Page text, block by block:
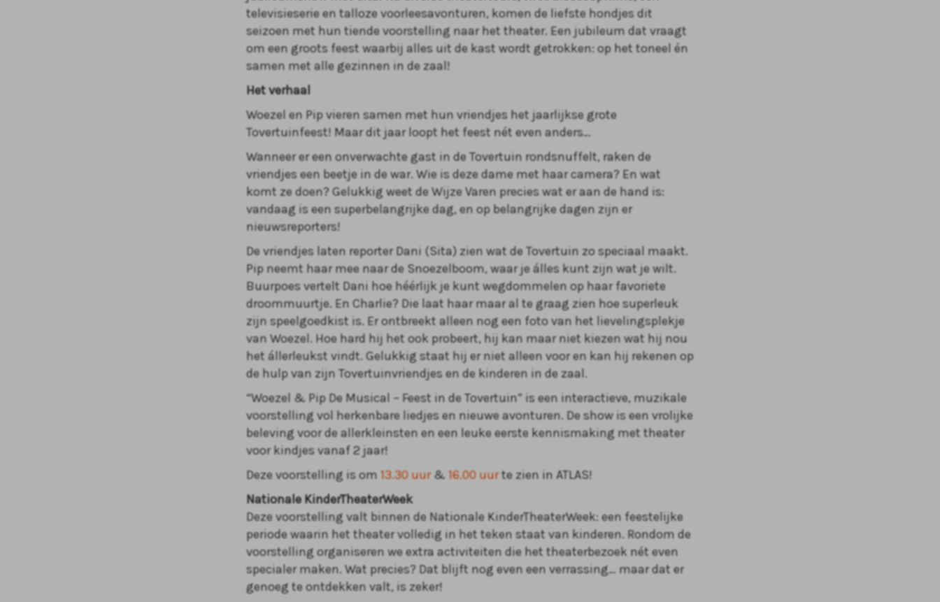
televisieserie en talloze voorleesavonturen, komen de liefste hondjes dit
seizoen met hun tiende voorstelling naar het theater. Een jubileum dat vraagt
om een groots feest waarbij alles uit de kast wordt getrokken: op het toneel én
samen met alle gezinnen in de zaal!
Het verhaal
Woezel en Pip vieren samen met hun vriendjes het jaarlijkse grote
Tovertuinfeest! Maar dit jaar loopt het feest nét even anders…
Wanneer er een onverwachte gast in de Tovertuin rondsnuffelt, raken de
vriendjes een beetje in de war. Wie is deze dame met haar camera? En wat
komt ze doen? Gelukkig weet de Wijze Varen precies wat er aan de hand is:
vandaag is een superbelangrijke dag, en op belangrijke dagen zijn er
nieuwsreporters!
De vriendjes laten reporter Dani (Sita) zien wat de Tovertuin zo speciaal maakt.
Pip neemt haar mee naar de Snoezelboom, waar je álles kunt zijn wat je wilt.
Buurpoes vertelt Dani hoe héérlijk je kunt wegdommelen op haar favoriete
droommuurtje. En Charlie? Die laat haar maar al te graag zien hoe superleuk
zijn speelgoedkist is. Er ontbreekt alleen nog een foto van het lievelingsplekje
van Woezel. Hoe hard hij het ook probeert, hij kan maar niet kiezen wat hij nou
het állerleukst vindt. Gelukkig staat hij er niet alleen voor en kan hij rekenen op
de hulp van zijn Tovertuinvriendjes en de kinderen in de zaal.
“Woezel & Pip De Musical – Feest in de Tovertuin” is een interactieve, muzikale
voorstelling vol herkenbare liedjes en nieuwe avonturen. De show is een vrolijke
beleving voor de allerkleinsten en een leuke eerste kennismaking met theater
voor kindjes vanaf 2 jaar!
Deze voorstelling is om 13.30 uur&16.00 uurte zien in ATLAS!
Nationale KinderTheaterWeek
Deze voorstelling valt binnen de Nationale KinderTheaterWeek: een feestelijke
periode waarin het theater volledig in het teken staat van kinderen. Rondom de
voorstelling organiseren we extra activiteiten die het theaterbezoek nét even
specialer maken. Wat precies? Dat blijft nog even een verrassing… maar dat er
genoeg te ontdekken valt, is zeker!